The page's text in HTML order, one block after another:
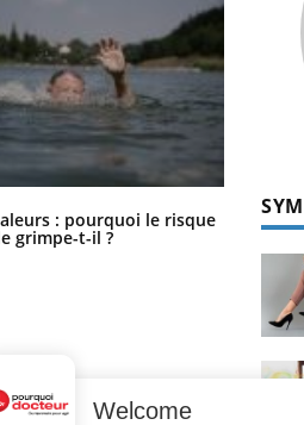
: pourquoi le risque
grimpe-t-il ?
Le
Welcome